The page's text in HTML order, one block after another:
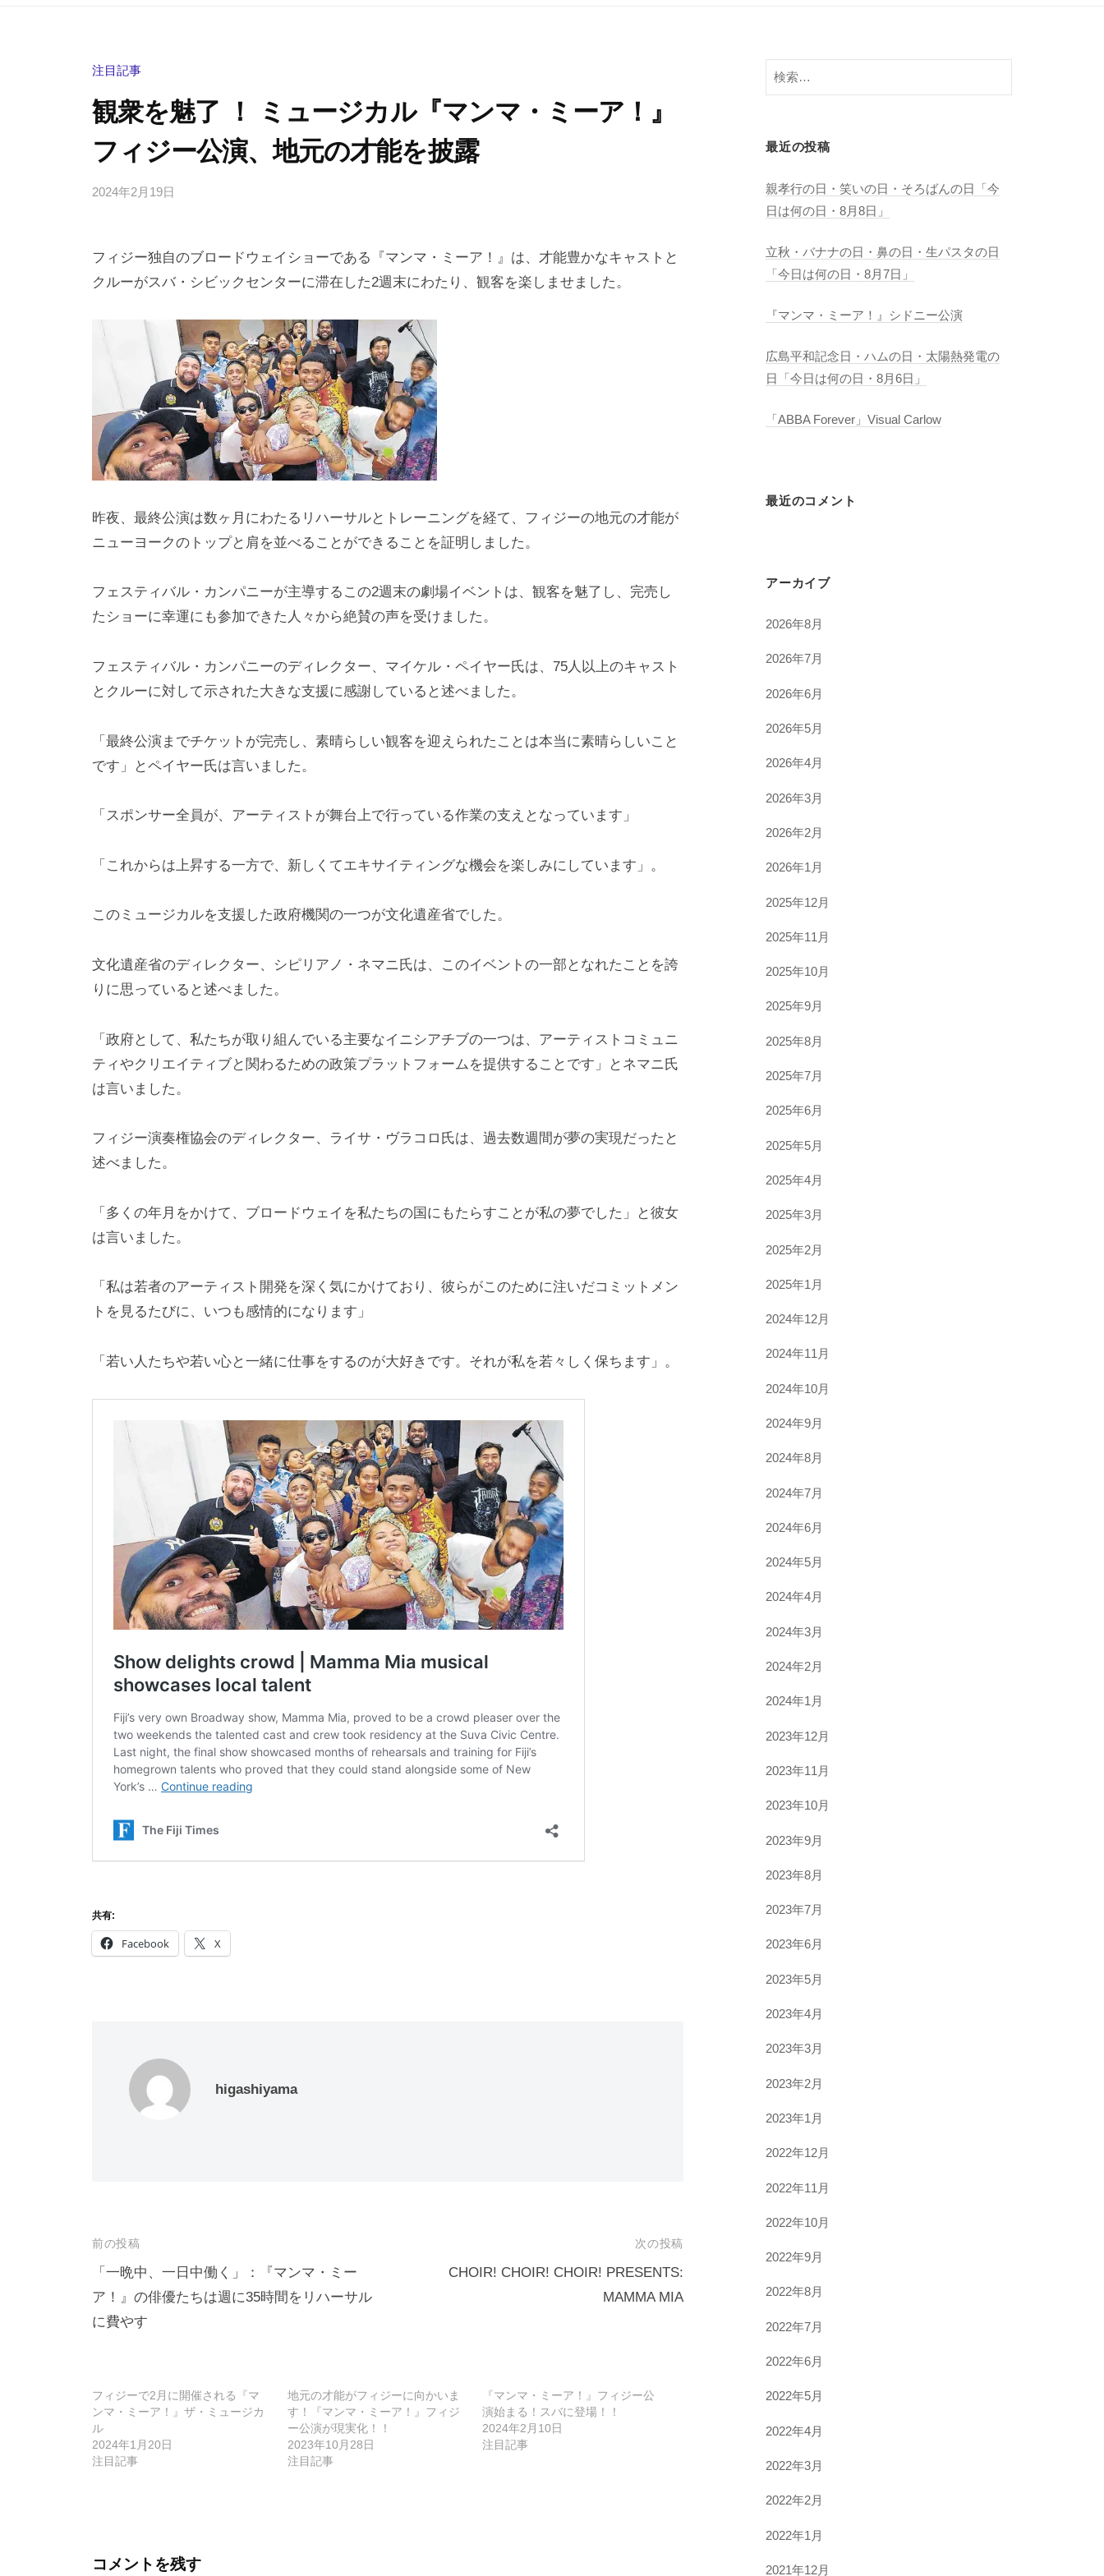
注目記事
観衆を魅了 ！ ミュージカル『マンマ・ミーア！』
フィジー公演、地元の才能を披露
2024年2月19日
i
g
s
h
i
y
a
m
a
の
コ
ン
ト
フィジー独自のブロードウェイショーである『マンマ・ミーア！』は、才能豊かなキャストと
クルーがスバ・シビックセンターに滞在した2週末にわたり、観客を楽しませました。
昨夜、最終公演は数ヶ月にわたるリハーサルとトレーニングを経て、フィジーの地元の才能が
ニューヨークのトップと肩を並べることができることを証明しました。
フェスティバル・カンパニーが主導するこの2週末の劇場イベントは、観客を魅了し、完売し
たショーに幸運にも参加できた人々から絶賛の声を受けました。
フェスティバル・カンパニーのディレクター、マイケル・ペイヤー氏は、75人以上のキャスト
とクルーに対して示された大きな支援に感謝していると述べました。
「最終公演までチケットが完売し、素晴らしい観客を迎えられたことは本当に素晴らしいこと
です」とペイヤー氏は言いました。
「スポンサー全員が、アーティストが舞台上で行っている作業の支えとなっています」
「これからは上昇する一方で、新しくてエキサイティングな機会を楽しみにしています」。
このミュージカルを支援した政府機関の一つが文化遺産省でした。
文化遺産省のディレクター、シピリアノ・ネマニ氏は、このイベントの一部となれたことを誇
りに思っていると述べました。
「政府として、私たちが取り組んでいる主要なイニシアチブの一つは、アーティストコミュニ
ティやクリエイティブと関わるための政策プラットフォームを提供することです」とネマニ氏
は言いました。
フィジー演奏権協会のディレクター、ライサ・ヴラコロ氏は、過去数週間が夢の実現だったと
述べました。
「多くの年月をかけて、ブロードウェイを私たちの国にもたらすことが私の夢でした」と彼女
は言いました。
「私は若者のアーティスト開発を深く気にかけており、彼らがこのために注いだコミットメン
トを見るたびに、いつも感情的になります」
「若い人たちや若い心と一緒に仕事をするのが大好きです。それが私を若々しく保ちます」。
共有:
Facebook X
higashiyama
投
稿
ナ
ビ
シ
ョ
ン
前の投稿
「一晩中、一日中働く」：『マンマ・ミー
ア！』の俳優たちは週に35時間をリハーサル
に費やす
次の投稿
CHOIR! CHOIR! CHOIR! PRESENTS:
MAMMA MIA
フィジーで2月に開催される『マ
ンマ・ミーア！』ザ・ミュージカ
ル
2024年1月20日
注目記事
地元の才能がフィジーに向かいま
す！『マンマ・ミーア！』フィジ
ー公演が現実化！！
2023年10月28日
注目記事
『マンマ・ミーア！』フィジー公
演始まる！スバに登場！！
2024年2月10日
注目記事
コメントを残す
検
索:
最近の投稿
親孝行の日・笑いの日・そろばんの日「今
日は何の日・8月8日」
立秋・バナナの日・鼻の日・生パスタの日
「今日は何の日・8月7日」
『マンマ・ミーア！』シドニー公演
広島平和記念日・ハムの日・太陽熱発電の
日「今日は何の日・8月6日」
「ABBA Forever」Visual Carlow
最近のコメント
アーカイブ
2026年8月
2026年7月
2026年6月
2026年5月
2026年4月
2026年3月
2026年2月
2026年1月
2025年12月
2025年11月
2025年10月
2025年9月
2025年8月
2025年7月
2025年6月
2025年5月
2025年4月
2025年3月
2025年2月
2025年1月
2024年12月
2024年11月
2024年10月
2024年9月
2024年8月
2024年7月
2024年6月
2024年5月
2024年4月
2024年3月
2024年2月
2024年1月
2023年12月
2023年11月
2023年10月
2023年9月
2023年8月
2023年7月
2023年6月
2023年5月
2023年4月
2023年3月
2023年2月
2023年1月
2022年12月
2022年11月
2022年10月
2022年9月
2022年8月
2022年7月
2022年6月
2022年5月
2022年4月
2022年3月
2022年2月
2022年1月
2021年12月